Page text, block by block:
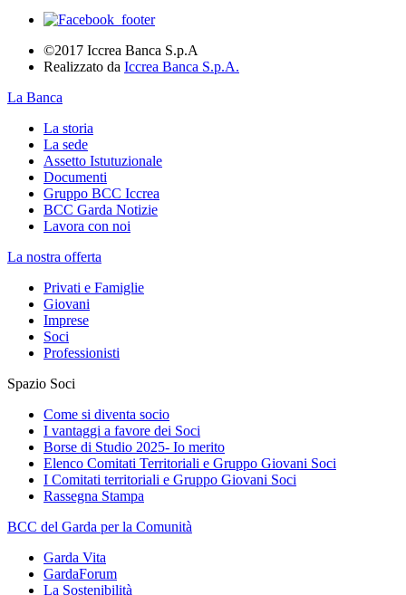
©2017 Iccrea Banca S.p.A
Realizzato da Iccrea Banca S.p.A.
La Banca
La storia
La sede
Assetto Istutuzionale
Documenti
Gruppo BCC Iccrea
BCC Garda Notizie
Lavora con noi
La nostra offerta
Privati e Famiglie
Giovani
Imprese
Soci
Professionisti
Spazio Soci
Come si diventa socio
I vantaggi a favore dei Soci
Borse di Studio 2025- Io merito
Elenco Comitati Territoriali e Gruppo Giovani Soci
I Comitati territoriali e Gruppo Giovani Soci
Rassegna Stampa
BCC del Garda per la Comunità
Garda Vita
GardaForum
La Sostenibilità